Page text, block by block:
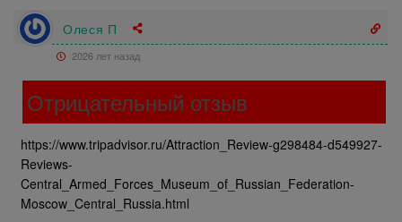
Олеся П
2026 лет назад
Отрицательный отзыв
https://www.tripadvisor.ru/Attraction_Review-g298484-d549927-
Reviews-
Central_Armed_Forces_Museum_of_Russian_Federation-
Moscow_Central_Russia.html